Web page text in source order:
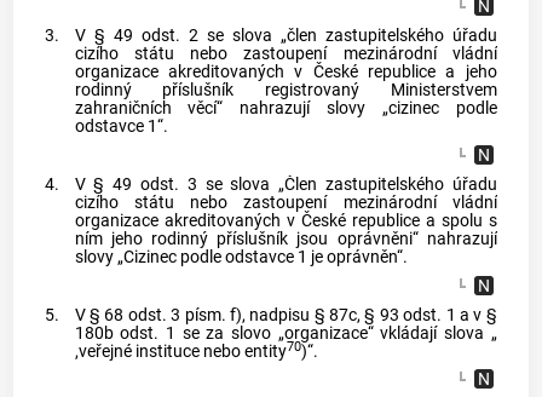
3.
V § 49 odst. 2 se slova „člen zastupitelského úřadu
cizího státu nebo zastoupení mezinárodní vládní
organizace akreditovaných v České republice a jeho
rodinný příslušník registrovaný Ministerstvem
zahraničních věcí“ nahrazují slovy „cizinec podle
odstavce 1“.
4.
V § 49 odst. 3 se slova „Člen zastupitelského úřadu
cizího státu nebo zastoupení mezinárodní vládní
organizace akreditovaných v České republice a spolu s
ním jeho rodinný příslušník jsou oprávněni“ nahrazují
slovy „Cizinec podle odstavce 1 je oprávněn“.
5.
V § 68 odst. 3 písm. f), nadpisu § 87c, § 93 odst. 1 a v §
180b odst. 1 se za slovo „organizace“ vkládají slova „
,veřejné instituce nebo entity70)“.